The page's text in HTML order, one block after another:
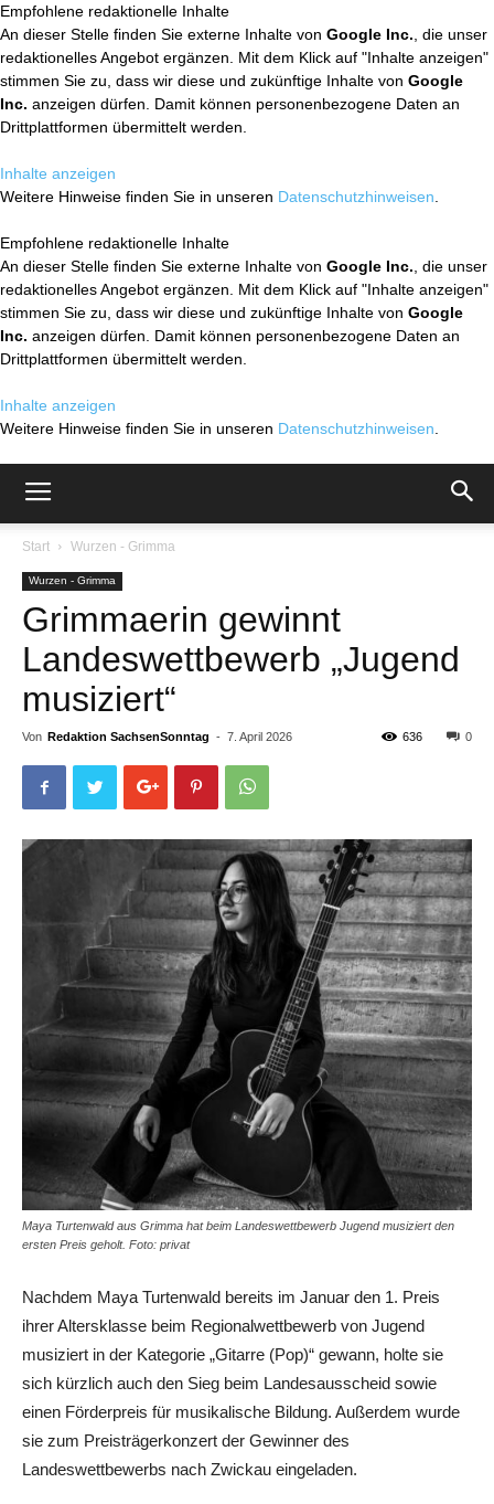
Empfohlene redaktionelle Inhalte
An dieser Stelle finden Sie externe Inhalte von Google Inc. , die unser
redaktionelles Angebot ergänzen. Mit dem Klick auf "Inhalte anzeigen"
stimmen Sie zu, dass wir diese und zukünftige Inhalte von Google
Inc. anzeigen dürfen. Damit können personenbezogene Daten an
Drittplattformen übermittelt werden.
Inhalte anzeigen
Weitere Hinweise finden Sie in unseren Datenschutzhinweisen
Empfohlene redaktionelle Inhalte
An dieser Stelle finden Sie externe Inhalte von Google Inc. , die unser
redaktionelles Angebot ergänzen. Mit dem Klick auf "Inhalte anzeigen"
stimmen Sie zu, dass wir diese und zukünftige Inhalte von Google
Inc. anzeigen dürfen. Damit können personenbezogene Daten an
Drittplattformen übermittelt werden.
Inhalte anzeigen
Weitere Hinweise finden Sie in unseren Datenschutzhinweisen
Start Wurzen - Grimma
Wurzen - Grimma
Grimmaerin gewinnt
Landeswettbewerb „Jugend
musiziert“
Von Redaktion SachsenSonntag - 7. April 2026 0
636
Maya Turtenwald aus Grimma hat beim Landeswettbewerb Jugend musiziert den
ersten Preis geholt. Foto: privat
Nachdem Maya Turtenwald bereits im Januar den 1. Preis
ihrer Altersklasse beim Regionalwettbewerb von Jugend
musiziert in der Kategorie „Gitarre (Pop)“ gewann, holte sie
sich kürzlich auch den Sieg beim Landesausscheid sowie
einen Förderpreis für musikalische Bildung. Außerdem wurde
sie zum Preisträgerkonzert der Gewinner des
Landeswettbewerbs nach Zwickau eingeladen.